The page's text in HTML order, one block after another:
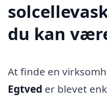
du kan
At finde en
Egtved er blevet